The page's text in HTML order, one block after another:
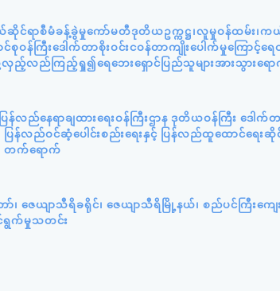
ဆိုင်ရာစီမံခန့်ခွဲမှုကော်မတီဒုတိယဥက္ကဋ္ဌ၊လူမှုဝန်ထမ်း၊က
ာင်စုဝန်ကြီးဒေါက်တာစိုးဝင်းငဝန်တာကျိုးပေါက်မှုကြော
ည့်လည်ကြည့်ရှု၍ရေဘေးရှောင်ပြည်သူများအားသွားရော
လည်နေရာချထားရေးဝန်ကြီးဌာန ဒုတိယဝန်ကြီး ဒေါ
ပြန်လည်ဝင်ဆံ့ပေါင်းစည်းရေးနှင့် ပြန်လည်ထူထောင်ရေး
တက်ရောက်
ာ်၊ ဇေယျာသီရိခရိုင်၊ ဇေယျာသီရိမြို့နယ်၊ စည်ပင်ကြီးကျ
င်ရွက်မှုသတင်း